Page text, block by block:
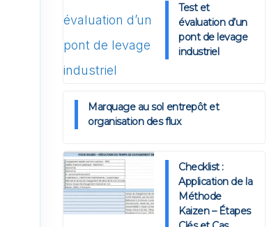
Test et
évaluation d’un
pont de levage
industriel
Marquage au sol entrepôt et
organisation des flux
Checklist :
Application de la
Méthode
Kaizen – Étapes